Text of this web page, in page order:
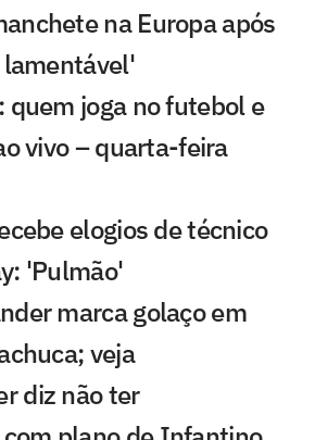
na Europa após
quem joga no futebol e
vivo – quarta-feira
elogios de técnico
'Pulmão'
marca golaço em
veja
diz não ter